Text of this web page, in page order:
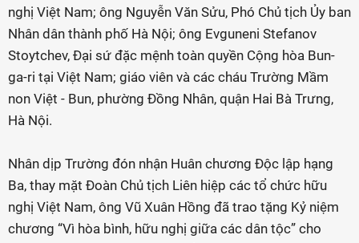
nghị Việt Nam; ông Nguyễn Văn Sửu, Phó Chủ tịch Ủy ban
Nhân dân thành phố Hà Nội; ông Evguneni Stefanov
Stoytchev, Đại sứ đặc mệnh toàn quyền Cộng hòa Bun-
ga-ri tại Việt Nam; giáo viên và các cháu Trường Mầm
non Việt - Bun, phường Đồng Nhân, quận Hai Bà Trưng,
Hà Nội.
Nhân dịp Trường đón nhận Huân chương Độc lập hạng
Ba, thay mặt Đoàn Chủ tịch Liên hiệp các tổ chức hữu
nghị Việt Nam, ông Vũ Xuân Hồng đã trao tặng Kỷ niệm
chương “Vì hòa bình, hữu nghị giữa các dân tộc” cho